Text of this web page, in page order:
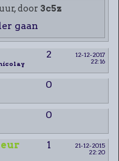
door 3c5z
gaan
2
12-12-2017
22:16
0
0
1
21-12-2015
22:20